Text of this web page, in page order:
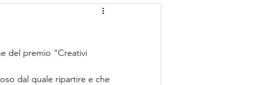
del premio “Creativi
dal quale ripartire e che